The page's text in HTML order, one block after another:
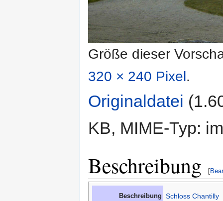
Größe dieser
320 × 240 Pixel.
Originaldatei
KB, MIME-Typ:
Beschreibung [
Beschreibung Schloss Chantilly